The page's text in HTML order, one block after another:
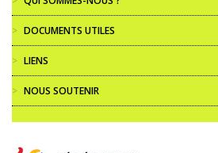
> DOCUMENTS UTILES
> LIENS
> NOUS SOUTENIR